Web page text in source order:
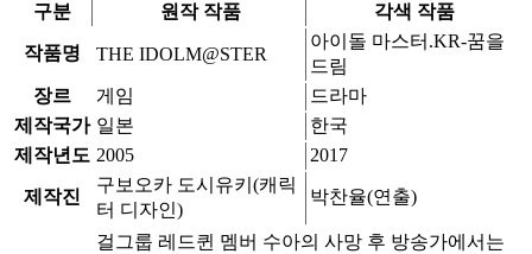
구분 원작 작품 각색 작품
작품명 THE IDOLM@STER
아이돌 마스터.KR-꿈을
드림
장르
게임
드라마
제작국가 일본
한국
제작년도 2005 2017
제작진
구보오카 도시유키(캐릭
터 디자인)
박찬율(연출)
걸그룹 레드퀸 멤버 수아의 사망 후 방송가에서는